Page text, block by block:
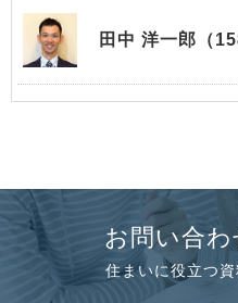
田中 洋一郎（
お問い合
住まいに役立つ